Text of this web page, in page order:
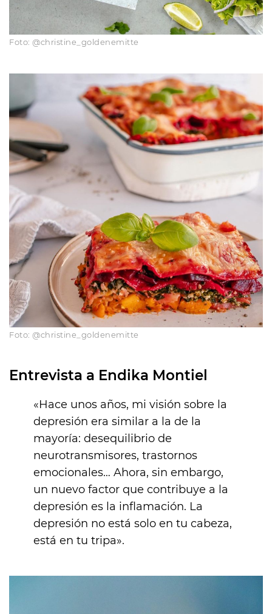
Foto: @christine_goldenemitte
Foto: @christine_goldenemitte
Entrevista a Endika Montiel
«Hace unos años, mi visión sobre la
depresión era similar a la de la
mayoría: desequilibrio de
neurotransmisores, trastornos
emocionales… Ahora, sin embargo,
un nuevo factor que contribuye a la
depresión es la inflamación. La
depresión no está solo en tu cabeza,
está en tu tripa».